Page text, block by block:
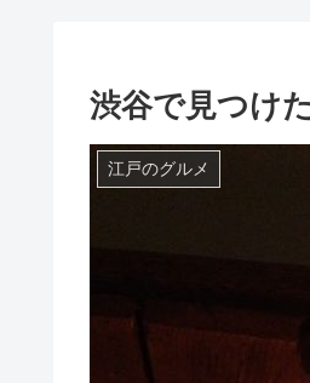
渋谷で見つけ
江戸のグルメ